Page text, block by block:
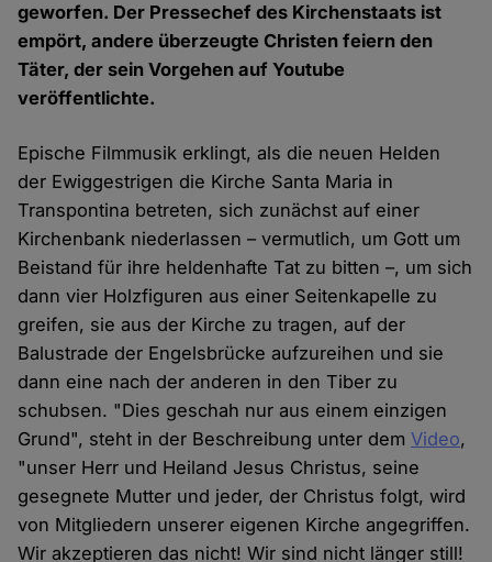
geworfen. Der Pressechef des Kirchenstaats ist
empört, andere überzeugte Christen feiern den
Täter, der sein Vorgehen auf Youtube
veröffentlichte.
Epische Filmmusik erklingt, als die neuen Helden
der Ewiggestrigen die Kirche Santa Maria in
Transpontina betreten, sich zunächst auf einer
Kirchenbank niederlassen – vermutlich, um Gott um
Beistand für ihre heldenhafte Tat zu bitten –, um sich
dann vier Holzfiguren aus einer Seitenkapelle zu
greifen, sie aus der Kirche zu tragen, auf der
Balustrade der Engelsbrücke aufzureihen und sie
dann eine nach der anderen in den Tiber zu
schubsen. "Dies geschah nur aus einem einzigen
Grund", steht in der Beschreibung unter demVideo,
"unser Herr und Heiland Jesus Christus, seine
gesegnete Mutter und jeder, der Christus folgt, wird
von Mitgliedern unserer eigenen Kirche angegriffen.
Wir akzeptieren das nicht! Wir sind nicht länger still!